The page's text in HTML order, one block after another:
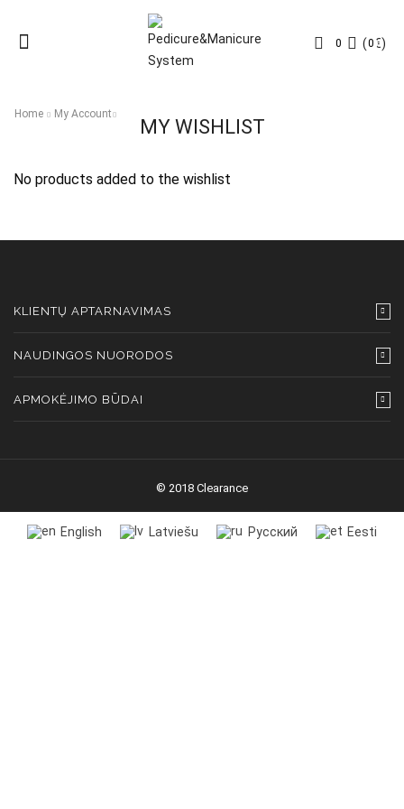
0 0
(0€)
Menu
Home My Account
MY WISHLIST
No products added to the wishlist
KLIENTŲ APTARNAVIMAS
NAUDINGOS NUORODOS
APMOKĖJIMO BŪDAI
© 2018 Clearance
English Latviešu Русский Eesti